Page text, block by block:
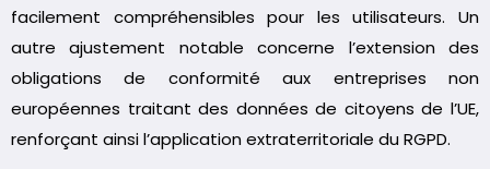
facilement compréhensibles pour les utilisateurs. Un
autre ajustement notable concerne l’extension des
obligations de conformité aux entreprises non
européennes traitant des données de citoyens de l’UE,
renforçant ainsi l’application extraterritoriale du RGPD.